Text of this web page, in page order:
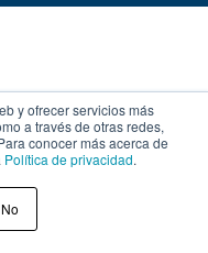
y ofrecer servicios más
a través de otras redes,
conocer más acerca de
Política de privacidad.
No